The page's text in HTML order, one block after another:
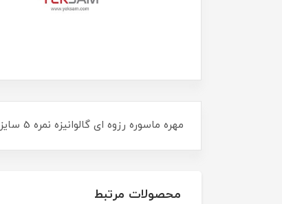
مهره ماسوره رزوه ای گالوانیزه نمره 5 سایز "1/2-1 اینچ UNION MECH GALVANIZED
محصولات مرتبط